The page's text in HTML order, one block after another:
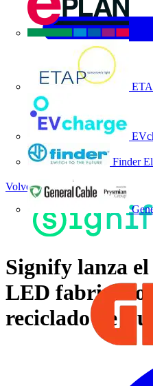
Finder
Volver a Noticias
Signify lanza
LED fabricado
reciclado de